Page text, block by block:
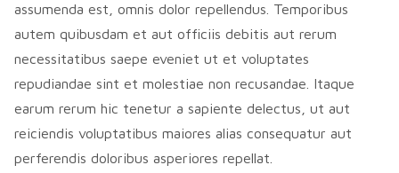
assumenda est, omnis dolor repellendus. Temporibus
autem quibusdam et aut officiis debitis aut rerum
necessitatibus saepe eveniet ut et voluptates
repudiandae sint et molestiae non recusandae. Itaque
earum rerum hic tenetur a sapiente delectus, ut aut
reiciendis voluptatibus maiores alias consequatur aut
perferendis doloribus asperiores repellat.